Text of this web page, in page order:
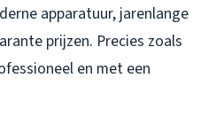
apparatuur, jarenlange
prijzen. Precies zoals
en met een